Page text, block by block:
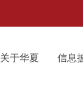
关于华夏 信息